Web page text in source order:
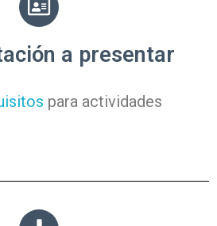
a presentar
para actividades